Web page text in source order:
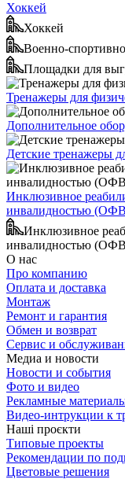
Хоккей
Хоккей
Военно-
Площадки для
Тренажеры для
Дополнительное
Детские тренажеры
Инклюзивное
инвалидностью
Инклюзивное
инвалидностью
О нас
Про компанию
Оплата и доставка
Монтаж
Ремонт и гарантия
Обмен и возврат
Сервис и
Медиа и новости
Новости и события
Фото и видео
Рекламные
Видео-интрукции к
Наші проєкти
Типовые проекты
Рекомендации по
Цветовые решения